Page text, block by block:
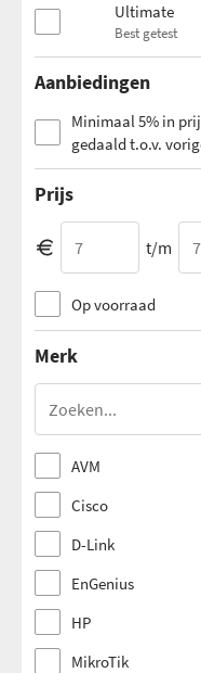
Ultimate
Best getest
Aanbiedingen
Minimaal 5% in
gedaald t.o.v.
Prijs
t/m
Op voorraad
Merk
AVM
Cisco
D-Link
EnGenius
HP
MikroTik